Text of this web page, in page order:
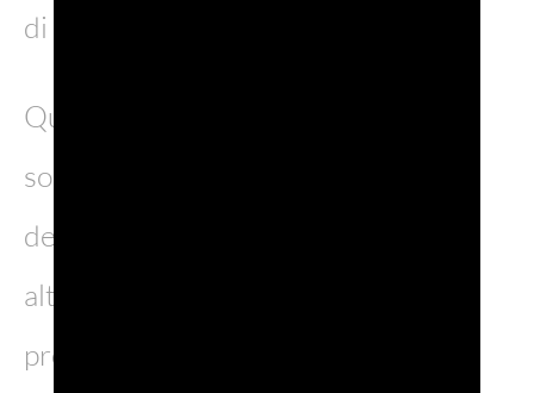
di soddisfare i propri “.
Questa formulazione non tiene
solamente conto della gestione
dell’ambiente, ma incorpora anche
altre dimensioni. Il progresso e la
prosperità, infatti, possono essere